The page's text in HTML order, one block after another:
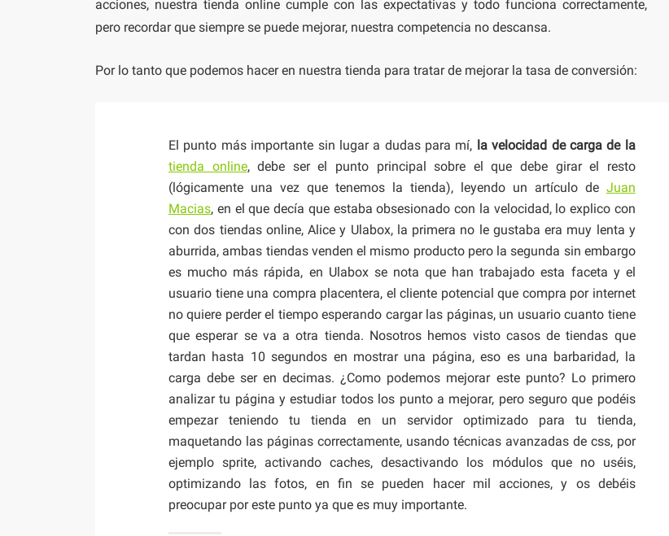
acciones, nuestra tienda online cumple con las expectativas y todo funciona correctamente,
pero recordar que siempre se puede mejorar, nuestra competencia no descansa.
Por lo tanto que podemos hacer en nuestra tienda para tratar de mejorar la tasa de conversión:
El punto más importante sin lugar a dudas para mí, la velocidad de carga de la
tienda online, debe ser el punto principal sobre el que debe girar el resto
(lógicamente una vez que tenemos la tienda), leyendo un artículo de Juan
Macias, en el que decía que estaba obsesionado con la velocidad, lo explico con
con dos tiendas online, Alice y Ulabox, la primera no le gustaba era muy lenta y
aburrida, ambas tiendas venden el mismo producto pero la segunda sin embargo
es mucho más rápida, en Ulabox se nota que han trabajado esta faceta y el
usuario tiene una compra placentera, el cliente potencial que compra por internet
no quiere perder el tiempo esperando cargar las páginas, un usuario cuanto tiene
que esperar se va a otra tienda. Nosotros hemos visto casos de tiendas que
tardan hasta 10 segundos en mostrar una página, eso es una barbaridad, la
carga debe ser en decimas. ¿Como podemos mejorar este punto? Lo primero
analizar tu página y estudiar todos los punto a mejorar, pero seguro que podéis
empezar teniendo tu tienda en un servidor optimizado para tu tienda,
maquetando las páginas correctamente, usando técnicas avanzadas de css, por
ejemplo sprite, activando caches, desactivando los módulos que no uséis,
optimizando las fotos, en fin se pueden hacer mil acciones, y os debéis
preocupar por este punto ya que es muy importante.